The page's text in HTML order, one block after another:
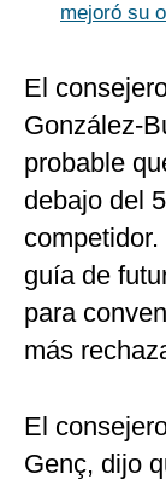
mejoró su
El
González-
probable
debajo del
guía de
para
más
El
Genç, dijo